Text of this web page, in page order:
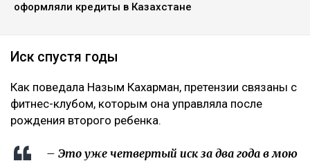
оформляли кредиты в Казахстане
Иск спустя годы
Как поведала Назым Кахарман, претензии связаны с
фитнес-клубом, которым она управляла после
рождения второго ребенка.
– Это уже четвертый иск за два года в мою